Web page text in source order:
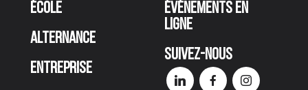
École
Alternance
Entreprise
Événements en
ligne
Suivez-nous